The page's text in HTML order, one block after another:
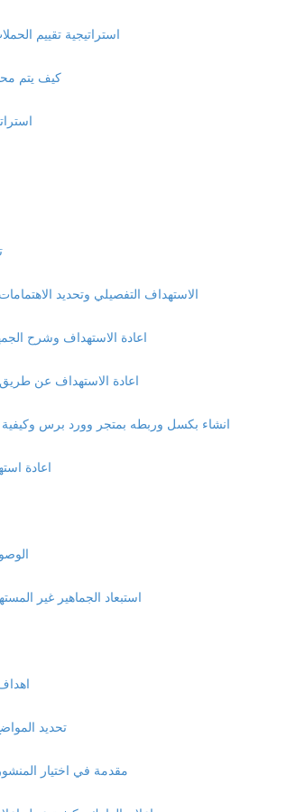
استراتيجية تقييم
كيف يتم
الاستهداف التفصيلي وتحديد الاهتمامات
اعادة الاستهداف وشرح
اعادة الاستهداف عن طريق
انشاء بكسل وربطه بمتجر وورد برس وكيفية اضافة
اعادة
استبعاد الجماهير غير
تحديد
مقدمة في اختيار